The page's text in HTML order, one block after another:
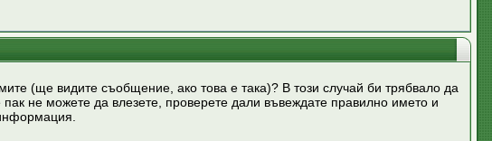
(ще видите съобщение, ако това е така)? В този случай би трябвало да
не можете да влезете, проверете дали въвеждате правилно името и